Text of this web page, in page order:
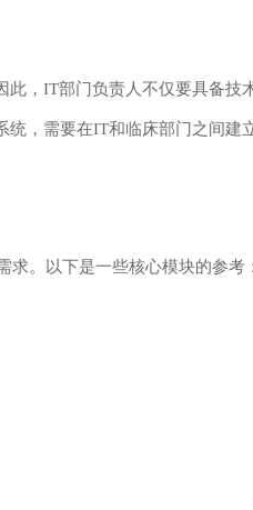
，IT部门负责人不仅要具备技
，需要在IT和临床部门之间建
。以下是一些核心模块的参考